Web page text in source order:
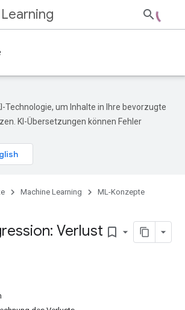
Technologie, um Inhalte in Ihre bevorzugte
KI-Übersetzungen können Fehler
Machine Learning
ML-Konzepte
Verlust bookmark_border